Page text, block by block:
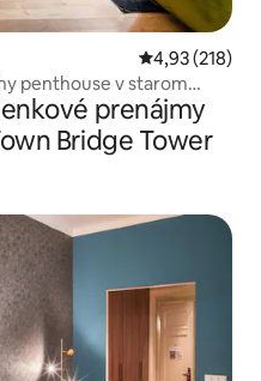
Priemerné
4,93 (218)
penthouse v starom
prenájmy
Bridge Tower